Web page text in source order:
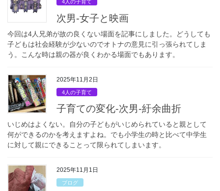
4人の子育て
次男-女子と映画
今回は4人兄弟が故の良くない場面を記事にしました。どうしても
子どもは社会経験が少ないのでオトナの意見に引っ張られてしま
う。こんな時は親の器が良くわかる場面でもあります。
2025年11月2日
4人の子育て
子育ての変化-次男-紆余曲折
いじめはよくない。自分の子どもがいじめられていると親として
何ができるのかを考えますよね。でも小学生の時と比べて中学生
に対して親にできることって限られてしまいます。
2025年11月1日
ブログ